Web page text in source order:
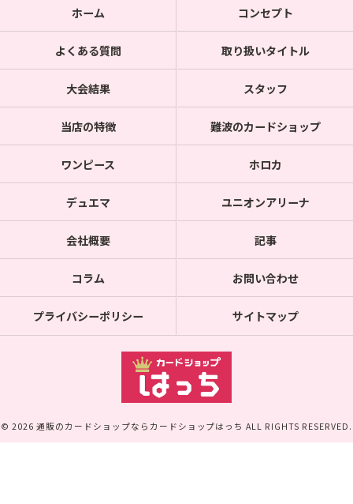
ホーム コンセプト
よくある質問 取り扱いタイトル
大会結果 スタッフ
当店の特徴 難波のカードショップ
ワンピース ホロカ
デュエマ ユニオンアリーナ
会社概要 記事
コラム お問い合わせ
プライバシーポリシー サイトマップ
© 2026 通販のカードショップならカードショップはっち ALL RIGHTS RESERVED.